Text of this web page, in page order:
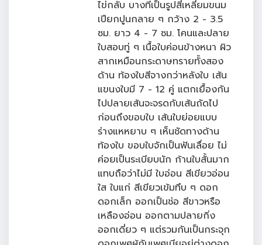
ไข่กลับ บางทีเป็นรูปสี่เหลี่ยมขนม
เปียกปูนกลาย ๆ กว้าง 2 - 3.5
ซม. ยาว 4 - 7 ซม. โคนและปลาย
ใบสอบทู่ ๆ เนื้อใบค่อนข้างหนา ผิว
สากเหมือนกระดาษทรายทั้งสอง
ด้าน ท้องใบสีจางกว่าหลังใบ เส้น
แขนงใบมี 7 - 12 คู่ แตกเยื้องกัน
ไปปลายเส้นจะจรดกับเส้นถัดไป
ก่อนถึงขอบใบ เส้นใบย่อยแบบ
ร่างแหหยาบ ๆ เห็นชัดทางด้าน
ท้องใบ ขอบใบจักเป็นฟันเลื่อย ไม่
ค่อยเป็นระเบียบนัก ก้านใบสั้นมาก
แทบถือว่าไม่มี ใบอ่อน สีเขียวอ่อน
ใส ใบแก่ สีเขียวเข้มทึบ ๆ ดอก
ดอกเล็ก ออกเป็นช่อ สีขาวหรือ
เหลืองอ่อน ออกตามปลายกิ่ง
ออกเดี่ยว ๆ แต่รวมกันเป็นกระจุก